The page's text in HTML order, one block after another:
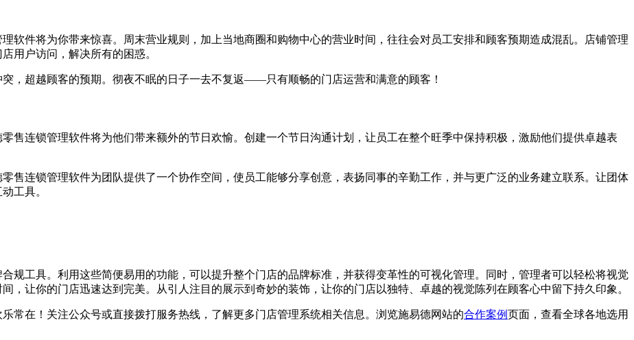
软件将为你带来惊喜。周末营业规则，加上当地商圈和购物中心的营业时间，往往会对员工安排和顾客预期造成混乱。店铺管理
用户访问，解决所有的困惑。
，超越顾客的预期。彻夜不眠的日子一去不复返——只有顺畅的门店运营和满意的顾客！
售连锁管理软件将为他们带来额外的节日欢愉。创建一个节日沟通计划，让员工在整个旺季中保持积极，激励他们提供卓越表
售连锁管理软件为团队提供了一个协作空间，使员工能够分享创意，表扬同事的辛勤工作，并与更广泛的业务建立联系。让团体
工具。
规工具。利用这些简便易用的功能，可以提升整个门店的品牌标准，并获得变革性的可视化管理。同时，管理者可以轻松将视觉
，让你的门店迅速达到完美。从引人注目的展示到奇妙的装饰，让你的门店以独特、卓越的视觉陈列在顾客心中留下持久印象。
常在！关注公众号或直接拨打服务热线，了解更多门店管理系统相关信息。浏览施易德网站的合作案例页面，查看全球各地选用